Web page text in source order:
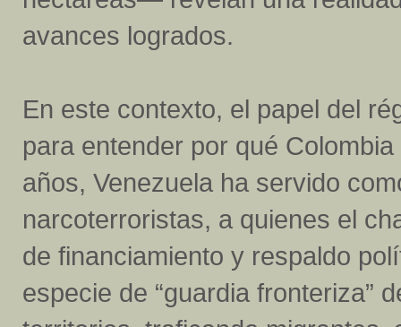
avances logrados.
En este contexto, el papel del
para entender por qué
años, Venezuela ha servido
narcoterroristas, a quienes el
de financiamiento y respaldo
especie de “guardia fronteriza”